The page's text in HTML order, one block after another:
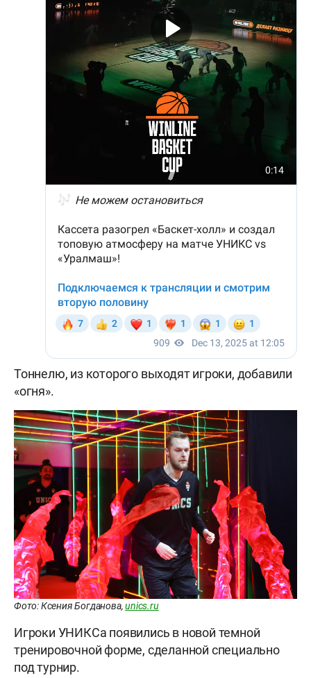
Тоннелю, из которого выходят игроки, добавили
«огня».
Фото: Ксения Богданова,unics.ru
Игроки УНИКСа появились в новой темной
тренировочной форме, сделанной специально
под турнир.